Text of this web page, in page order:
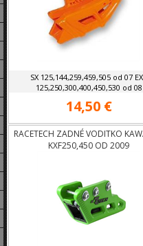
SX 125,144,259,459,505 od 07
125,250,300,400,450,530 od 08
14,50 €
RACETECH ZADNÉ VODITKO
KXF250,450 OD 2009